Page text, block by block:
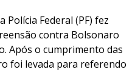
Polícia Federal (PF) fez
contra Bolsonaro
Após o cumprimento das
foi levada para referendo